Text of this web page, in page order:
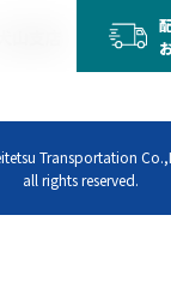
Transportation
all rights reserved.